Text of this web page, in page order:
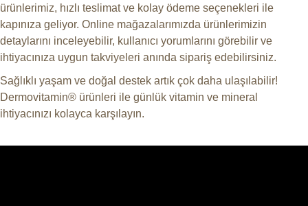
ürünlerimiz, hızlı teslimat ve kolay ödeme seçenekleri ile
kapınıza geliyor. Online mağazalarımızda ürünlerimizin
detaylarını inceleyebilir, kullanıcı yorumlarını görebilir ve
ihtiyacınıza uygun takviyeleri anında sipariş edebilirsiniz.
Sağlıklı yaşam ve doğal destek artık çok daha ulaşılabilir!
Dermovitamin® ürünleri ile günlük vitamin ve mineral
ihtiyacınızı kolayca karşılayın.